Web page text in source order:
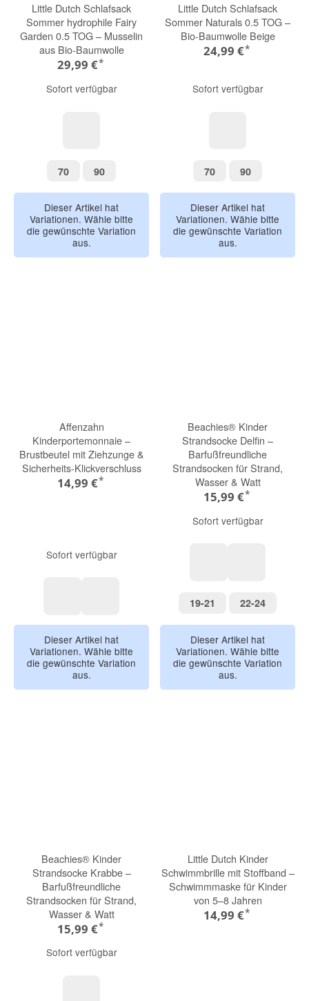
Little Dutch Schlafsack
Sommer hydrophile Fairy
Garden 0.5 TOG – Musselin
aus Bio-Baumwolle
29,99 €*
Sofort verfügbar
7070 9090
Dieser Artikel hat
Variationen. Wähle bitte
die gewünschte Variation
aus.
Little Dutch Schlafsack
Sommer Naturals 0.5 TOG –
Bio-Baumwolle Beige
24,99 €*
Sofort verfügbar
7070 9090
Dieser Artikel hat
Variationen. Wähle bitte
die gewünschte Variation
aus.
Affenzahn
Kinderportemonnaie –
Brustbeutel mit Ziehzunge &
Sicherheits-Klickverschluss
14,99 €*
Sofort verfügbar
Dieser Artikel hat
Variationen. Wähle bitte
die gewünschte Variation
aus.
Beachies® Kinder
Strandsocke Delfin –
Barfußfreundliche
Strandsocken für Strand,
Wasser & Watt
15,99 €*
Sofort verfügbar
19-21
22-2422-24
Dieser Artikel hat
Variationen. Wähle bitte
die gewünschte Variation
aus.
Beachies® Kinder
Strandsocke Krabbe –
Barfußfreundliche
Strandsocken für Strand,
Wasser & Watt
15,99 €*
Sofort verfügbar
Little Dutch Kinder
Schwimmbrille mit Stoffband –
Schwimmmaske für Kinder
von 5–8 Jahren
14,99 €*